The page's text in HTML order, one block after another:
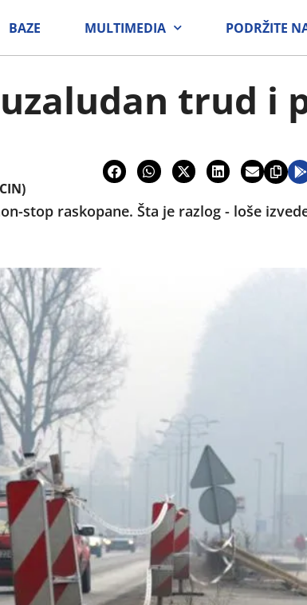
BAZE MULTIMEDIA PODRŽITE
trud i
stop raskopane. Šta je razlog - loše